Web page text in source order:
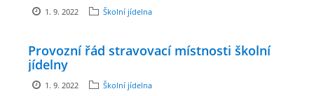
DOKUMENTY
ŠKOLSKÁ RADA
PROJEKTY
1. 9. 2022 Školní jídelna
Provozní řád stravovací místnosti školní
jídelny
1. 9. 2022 Školní jídelna